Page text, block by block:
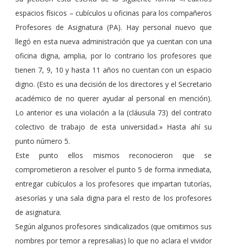
espacios físicos – cubículos u oficinas para los compañeros
Profesores de Asignatura (PA). Hay personal nuevo que
llegó en esta nueva administración que ya cuentan con una
oficina digna, amplia, por lo contrario los profesores que
tienen 7, 9, 10 y hasta 11 años no cuentan con un espacio
digno. (Esto es una decisión de los directores y el Secretario
académico de no querer ayudar al personal en mención).
Lo anterior es una violación a la (cláusula 73) del contrato
colectivo de trabajo de esta universidad.» Hasta ahí su
punto número 5.
Este punto ellos mismos reconocieron que se
comprometieron a resolver el punto 5 de forma inmediata,
entregar cubículos a los profesores que impartan tutorías,
asesorías y una sala digna para el resto de los profesores
de asignatura.
Según algunos profesores sindicalizados (que omitimos sus
nombres por temor a represalias) lo que no aclara el vividor